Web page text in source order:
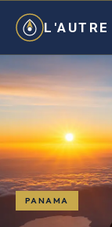
L'AUTRE
PANAMA